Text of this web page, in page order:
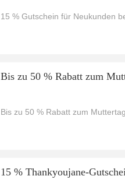
15 % Gutschein für Neukunden
Bis zu 50 % Rabatt zum
Bis zu 50 % Rabatt zum
15 % Thankyoujane-